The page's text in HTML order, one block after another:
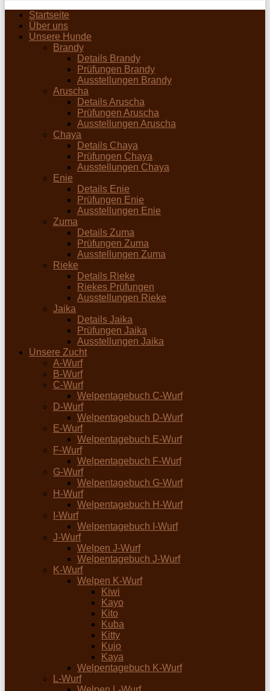
Startseite
Über uns
Unsere Hunde
Brandy
Details Brandy
Prüfungen Brandy
Ausstellungen Brandy
Aruscha
Details Aruscha
Prüfungen Aruscha
Ausstellungen Aruscha
Chaya
Details Chaya
Prüfungen Chaya
Ausstellungen Chaya
Enie
Details Enie
Prüfungen Enie
Ausstellungen Enie
Zuma
Details Zuma
Prüfungen Zuma
Ausstellungen Zuma
Rieke
Details Rieke
Riekes Prüfungen
Ausstellungen Rieke
Jaika
Details Jaika
Prüfungen Jaika
Ausstellungen Jaika
Unsere Zucht
A-Wurf
B-Wurf
C-Wurf
Welpentagebuch C-Wurf
D-Wurf
Welpentagebuch D-Wurf
E-Wurf
Welpentagebuch E-Wurf
F-Wurf
Welpentagebuch F-Wurf
G-Wurf
Welpentagebuch G-Wurf
H-Wurf
Welpentagebuch H-Wurf
I-Wurf
Welpentagebuch I-Wurf
J-Wurf
Welpen J-Wurf
Welpentagebuch J-Wurf
K-Wurf
Welpen K-Wurf
Kiwi
Kayo
Kito
Kuba
Kitty
Kujo
Kaya
Welpentagebuch K-Wurf
L-Wurf